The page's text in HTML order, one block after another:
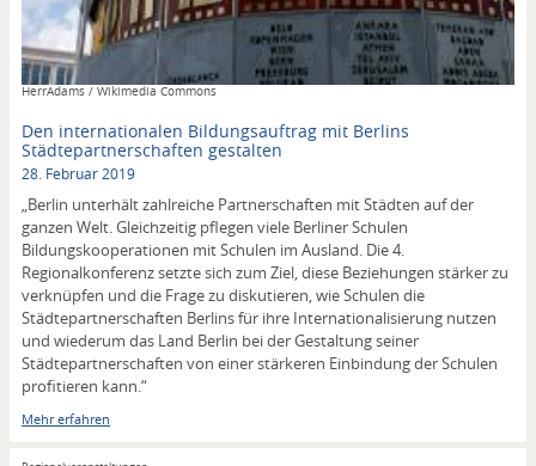
Copyright
HerrAdams / Wikimedia Commons
Den internationalen Bildungsauftrag mit Berlins
Städtepartnerschaften gestalten
28. Februar 2019
„Berlin unterhält zahlreiche Partnerschaften mit Städten auf der
ganzen Welt. Gleichzeitig pflegen viele Berliner Schulen
Bildungskooperationen mit Schulen im Ausland. Die 4.
Regionalkonferenz setzte sich zum Ziel, diese Beziehungen stärker zu
verknüpfen und die Frage zu diskutieren, wie Schulen die
Städtepartnerschaften Berlins für ihre Internationalisierung nutzen
und wiederum das Land Berlin bei der Gestaltung seiner
Städtepartnerschaften von einer stärkeren Einbindung der Schulen
profitieren kann.“
Mehr erfahren